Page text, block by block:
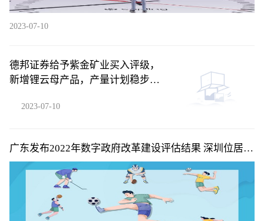
2023-07-10
德邦证券给予紫金矿业买入评级，
新增锂云母产品，产量计划稳步兑
2023-07-10
广东发布2022年数字政府改革建设评估结果 深圳位居省
内第一梯队